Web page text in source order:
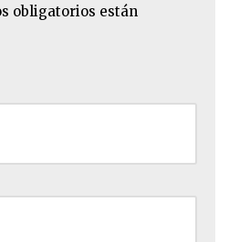
obligatorios están